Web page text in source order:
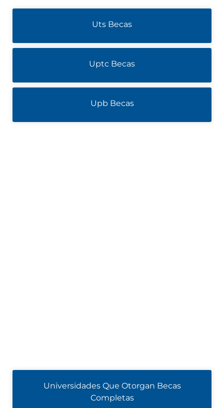
Uts Becas
Uptc Becas
Upb Becas
Universidades Que Otorgan Becas
Completas